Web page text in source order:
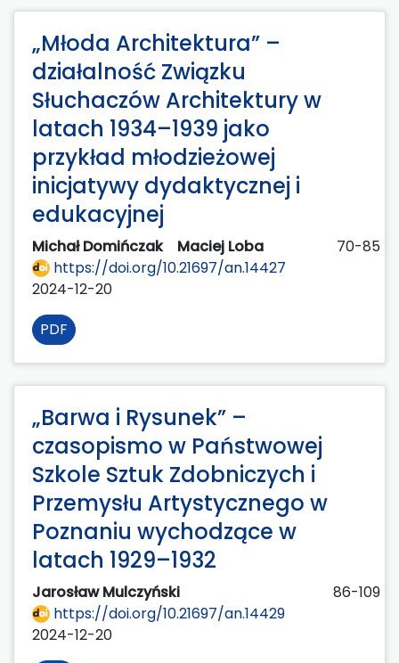
„Młoda Architektura” –
działalność Związku
Słuchaczów Architektury w
latach 1934–1939 jako
przykład młodzieżowej
inicjatywy dydaktycznej i
edukacyjnej
Michał Domińczak Maciej Loba
70-85
https://doi.org/10.21697/an.14427
2024-12-20
PDF
„Barwa i Rysunek” –
czasopismo w Państwowej
Szkole Sztuk Zdobniczych i
Przemysłu Artystycznego w
Poznaniu wychodzące w
latach 1929–1932
Jarosław Mulczyński
86-109
https://doi.org/10.21697/an.14429
2024-12-20